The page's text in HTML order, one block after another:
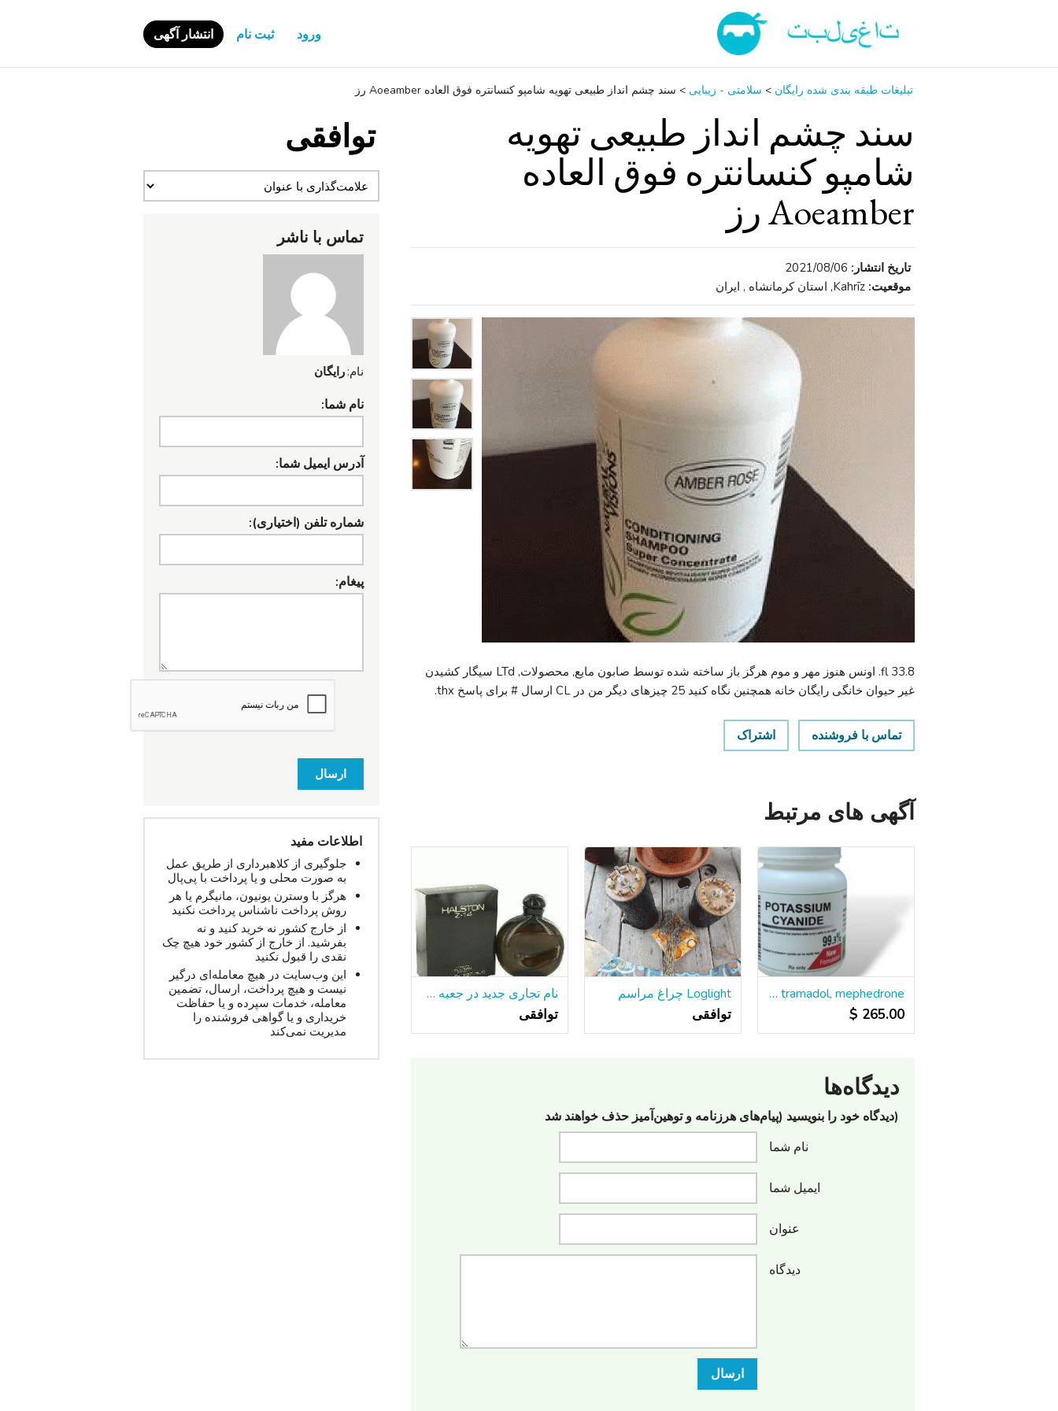
ورود ثبت نام انتشار آگهی
تبلیغات طبقه بندی شده رایگان > سلامتی - زیبایی > سند چشم انداز طبیعی تهویه شامپو کنسانتره فوق العاده Aoeamber رز
سند چشم انداز طبیعی تهویه
شامپو کنسانتره فوق العاده
Aoeamber رز
تاریخ انتشار: 2021/08/06
موقعیت: Kahrīz, استان کرمانشاه , ایران
33.8 fl. اونس هنوز مهر و موم هرگز باز ساخته شده توسط صابون مایع, محصولات, LTd سیگار کشیدن
غیر حیوان خانگی رایگان خانه همچنین نگاه کنید 25 چیزهای دیگر من در CL ارسال # برای پاسخ thx.
تماس با فروشنده اشتراک
آگهی های مرتبط
Buy cyanide, nembutal, xanax, valium, oxytocin, viagra, tramadol, mephedrone
265.00 $
Loglight چراغ مراسم
توافقی
نام تجاری جدید در جعبه HALSTON Z-14 8OZ بطری
توافقی
دیدگاه‌ها
(دیدگاه خود را بنویسید (پیام‌های هرزنامه‌ و توهین‌آمیز حذف خواهند شد
نام شما
ایمیل شما
عنوان
دیدگاه
ارسال
توافقی
تماس با ناشر
نام: رایگان
نام شما:
آدرس ایمیل شما:
شماره تلفن (اختیاری):
پیغام:
ارسال
اطلاعات مفید
جلوگیری از کلاهبرداری از طریق عمل
به صورت محلی و یا پرداخت با پی‌پال
هرگز با وسترن یونیون، مانیگرم یا هر
روش پرداخت ناشناس پرداخت نکنید
از خارج کشور نه خرید کنید و نه
بفرشید. از خارج از کشور خود هیچ چک
نقدی را قبول نکنید
این وب‌سایت در هیچ معامله‌ای درگیر
نیست و هیچ پرداخت، ارسال، تضمین
معامله، خدمات سپرده و یا حفاظت
خریداری و یا گواهی فروشنده را
مدیریت نمی‌کند